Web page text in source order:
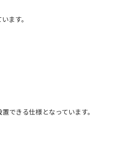
ます。
できる仕様となっています。